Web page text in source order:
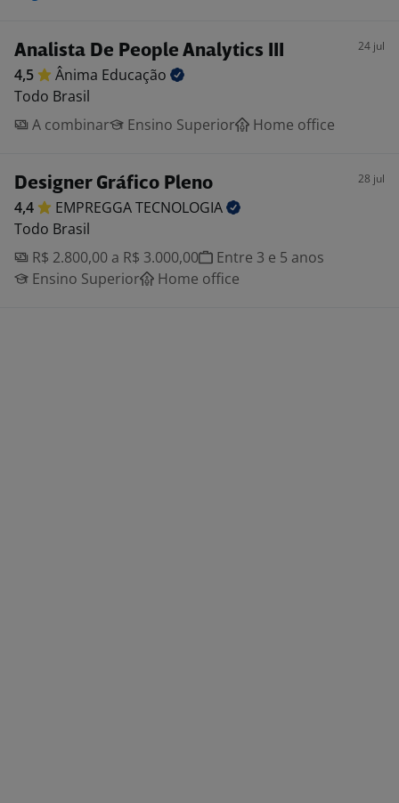
Analista De People Analytics III 24 jul
4,5 Ânima Educação
Todo Brasil
A combinar
Ensino Superior Home office
Designer Gráfico Pleno 28 jul
4,4 EMPREGGATECNOLOGIA
Todo Brasil
R$ 2.800,00 a R$ 3.000,00
Entre 3 e 5 anos
Ensino Superior
Home office